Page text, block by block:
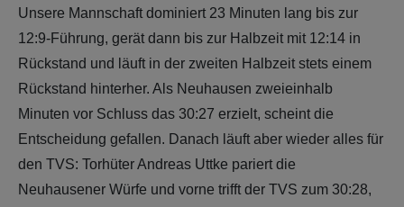
Unsere Mannschaft dominiert 23 Minuten lang bis zur
12:9-Führung, gerät dann bis zur Halbzeit mit 12:14 in
Rückstand und läuft in der zweiten Halbzeit stets einem
Rückstand hinterher. Als Neuhausen zweieinhalb
Minuten vor Schluss das 30:27 erzielt, scheint die
Entscheidung gefallen. Danach läuft aber wieder alles für
den TVS: Torhüter Andreas Uttke pariert die
Neuhausener Würfe und vorne trifft der TVS zum 30:28,